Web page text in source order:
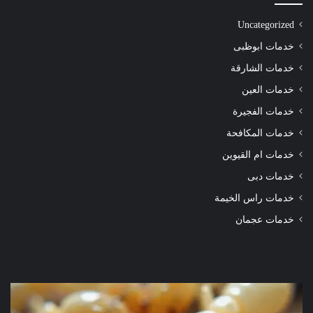
Uncategorized
خدمات ابوظبى
خدمات الشارقة
خدمات العين
خدمات الفجيرة
خدمات المكافحة
خدمات ام القيوين
خدمات دبى
خدمات راس الخيمة
خدمات عجمان
شركة
مكافحة